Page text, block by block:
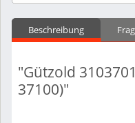
Beschreibung
"Gützold
37100)"